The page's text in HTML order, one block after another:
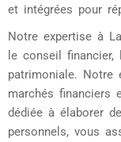
et intégrées pour
Notre expertise à
le conseil financier,
patrimoniale. Notre
marchés financiers
dédiée à élaborer
personnels, vous